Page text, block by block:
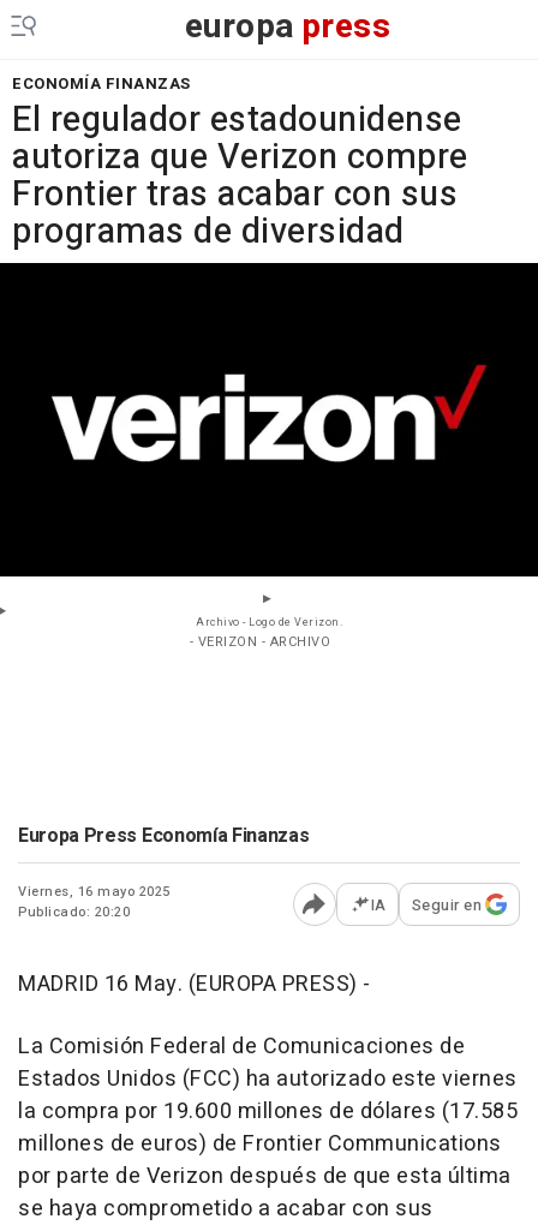
europa press
ECONOMÍA FINANZAS
El regulador estadounidense
autoriza que Verizon compre
Frontier tras acabar con sus
programas de diversidad
Archivo - Logo de Verizon.
- VERIZON - ARCHIVO
Europa Press Economía Finanzas
Viernes, 16 mayo 2025
Publicado: 20:20
Abrir opciones para
IA Seguir en
MADRID 16 May. (EUROPA PRESS) -
La Comisión Federal de Comunicaciones de
Estados Unidos (FCC) ha autorizado este viernes
la compra por 19.600 millones de dólares (17.585
millones de euros) de Frontier Communications
por parte de Verizon después de que esta última
se haya comprometido a acabar con sus